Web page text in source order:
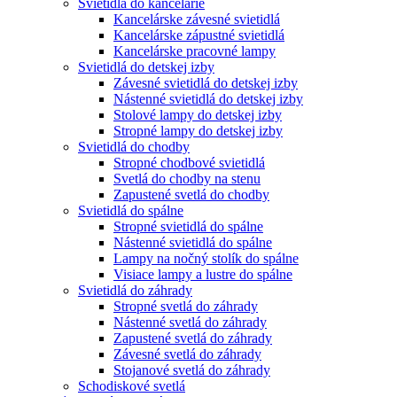
Svietidlá do kancelárie
Kancelárske závesné svietidlá
Kancelárske zápustné svietidlá
Kancelárske pracovné lampy
Svietidlá do detskej izby
Závesné svietidlá do detskej izby
Nástenné svietidlá do detskej izby
Stolové lampy do detskej izby
Stropné lampy do detskej izby
Svietidlá do chodby
Stropné chodbové svietidlá
Svetlá do chodby na stenu
Zapustené svetlá do chodby
Svietidlá do spálne
Stropné svietidlá do spálne
Nástenné svietidlá do spálne
Lampy na nočný stolík do spálne
Visiace lampy a lustre do spálne
Svietidlá do záhrady
Stropné svetlá do záhrady
Nástenné svetlá do záhrady
Zapustené svetlá do záhrady
Závesné svetlá do záhrady
Stojanové svetlá do záhrady
Schodiskové svetlá